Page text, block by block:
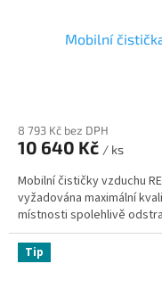
Mobilní
8 793 Kč bez DPH
10 640 Kč / ks
Mobilní čističky vzduchu
vyžadována maximální
místnosti spolehlivě
Tip